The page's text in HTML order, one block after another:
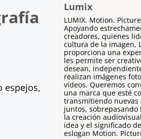
espejos,
Lumix
LUMIX. Motion.
Apoyando
creadores, quienes
cultura de la imagen,
proporciona una
les permite ser
desean,
realizan imágenes
vídeos. Queremos
una marca que esté
transmitiendo nuevas
juntos, sobrepasando
la creación
idea y el significado
eslogan Motion.